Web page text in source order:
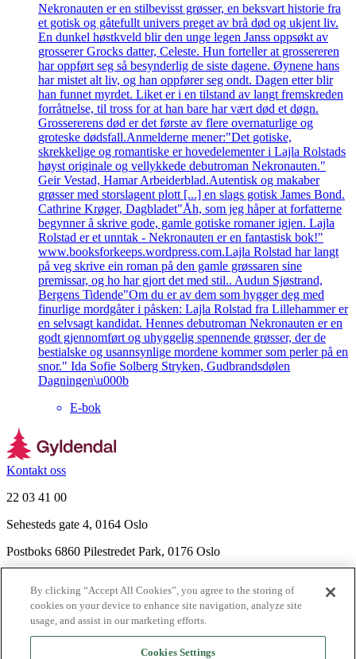
Nekronauten er en stilbevisst grøsser, en beksvart historie fra
et gotisk og gåtefullt univers preget av brå død og ukjent liv.
En dunkel høstkveld blir den unge legen Janss oppsøkt av
grosserer Grocks datter, Celeste. Hun forteller at grossereren
har oppført seg så besynderlig de siste dagene. Øynene hans
har mistet alt liv, og han oppfører seg ondt. Dagen etter blir
han funnet myrdet. Liket er i en tilstand av langt fremskreden
forråtnelse, til tross for at han bare har vært død et døgn.
Grossererens død er det første av flere overnaturlige og
groteske dødsfall.Anmelderne mener:"Det gotiske,
skrekkelige og romantiske er hovedelementer i Lajla Rolstads
høyst originale og vellykkede debutroman Nekronauten."
Geir Vestad, Hamar Arbeiderblad.Autentisk og makaber
grøsser med storslagent plott [...] en slags gotisk James Bond.
Cathrine Krøger, Dagbladet"Åh, som jeg håper at forfatterne
begynner å skrive gode, gamle gotiske romaner igjen. Lajla
Rolstad er et unntak - Nekronauten er en fantastisk bok!"
www.booksforkeeps.wordpress.com.Lajla Rolstad har langt
på veg skrive ein roman på den gamle grøssaren sine
premissar, og ho har gjort det med stil.. Audun Sjøstrand,
Bergens Tidende"Om du er av dem som hygger deg med
finurlige mordgåter i påsken: Lajla Rolstad fra Lillehammer er
en selvsagt kandidat. Hennes debutroman Nekronauten er en
godt gjennomført og uhyggelig spennende grøsser, der de
bestialske og usannsynlige mordene kommer som perler på en
snor." Ida Sofie Solberg Stryken, Gudbrandsdølen
Dagningen\u000b
E-bok
Kontakt oss
22 03 41 00
Sehesteds gate 4, 0164 Oslo
Postboks 6860 Pilestredet Park, 0176 Oslo
Nyhetsbrev
Ledige stillinger
Send inn manus
By clicking “Accept All Cookies”, you agree to the storing of
cookies on your device to enhance site navigation, analyze site
usage, and assist in our marketing efforts.
Cookies Settings